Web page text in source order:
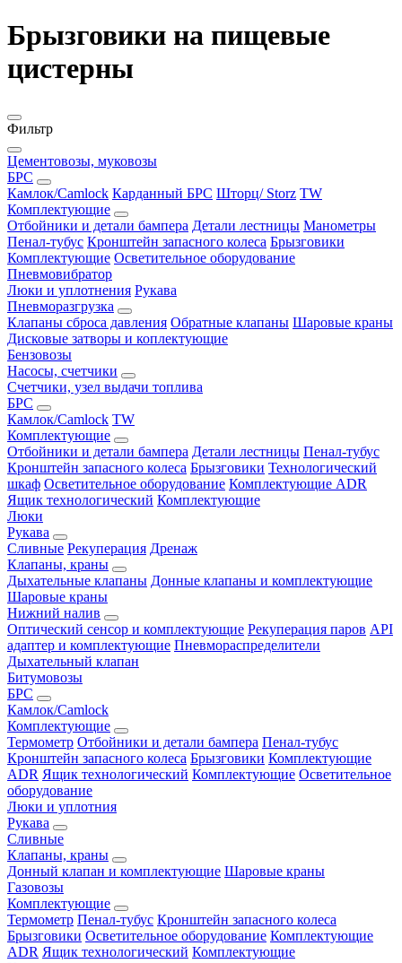
Брызговики на пищевые
цистерны
Фильтр
Цементовозы, муковозы
БРС
Камлок/Camlock Карданный БРС Шторц/ Storz TW
Комплектующие
Отбойники и детали бампера Детали лестницы Манометры
Пенал-тубус Кронштейн запасного колеса Брызговики
Комплектующие Осветительное оборудование
Пневмовибратор
Люки и уплотнения Рукава
Пневморазгрузка
Клапаны сброса давления Обратные клапаны Шаровые краны
Дисковые затворы и коплектующие
Бензовозы
Насосы, счетчики
Счетчики, узел выдачи топлива
БРС
Камлок/Camlock TW
Комплектующие
Отбойники и детали бампера Детали лестницы Пенал-тубус
Кронштейн запасного колеса Брызговики Технологический
шкаф Осветительное оборудование Комплектующие ADR
Ящик технологический Комплектующие
Люки
Рукава
Сливные Рекуперация Дренаж
Клапаны, краны
Дыхательные клапаны Донные клапаны и комплектующие
Шаровые краны
Нижний налив
Оптический сенсор и комплектующие Рекуперация паров API
адаптер и комплектующие Пневмораспределители
Дыхательный клапан
Битумовозы
БРС
Камлок/Camlock
Комплектующие
Термометр Отбойники и детали бампера Пенал-тубус
Кронштейн запасного колеса Брызговики Комплектующие
ADR Ящик технологический Комплектующие Осветительное
оборудование
Люки и уплотния
Рукава
Сливные
Клапаны, краны
Донный клапан и комплектующие Шаровые краны
Газовозы
Комплектующие
Термометр Пенал-тубус Кронштейн запасного колеса
Брызговики Осветительное оборудование Комплектующие
ADR Ящик технологический Комплектующие